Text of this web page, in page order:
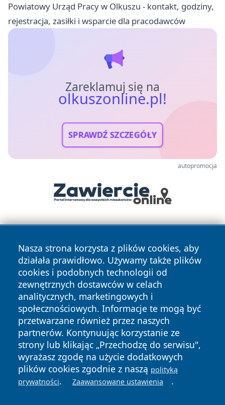
Powiatowy Urząd Pracy w Olkuszu - kontakt, godziny,
rejestracja, zasiłki i wsparcie dla pracodawców
Zareklamuj się na
olkuszonline.pl!
SPRAWDŹ SZCZEGÓŁY
autopromocja
Nasza strona korzysta z plików cookies, aby
działała prawidłowo. Używamy także plików
cookies i podobnych technologii od
zewnętrznych dostawców w celach
analitycznych, marketingowych i
społecznościowych. Informacje te mogą być
przetwarzane również przez naszych
partnerów. Kontynuując korzystanie ze
strony lub klikając „Przechodzę do serwisu",
wyrażasz zgodę na użycie dodatkowych
plików cookies zgodnie z naszą polityką
prywatności. Zaawansowane ustawienia .
Copyright © 2026 olkuszonline.pl Wszystkie prawa
zastrzeżone.
News Autorzy
Polityka
Prywatności
Polityka
Cookies